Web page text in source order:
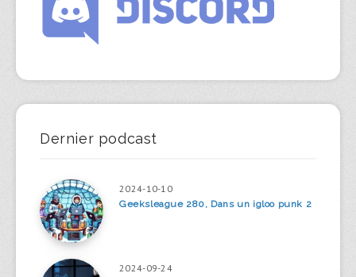
Dernier podcast
2024-10-10
Geeksleague 280, Dans un igloo punk 2
2024-09-24